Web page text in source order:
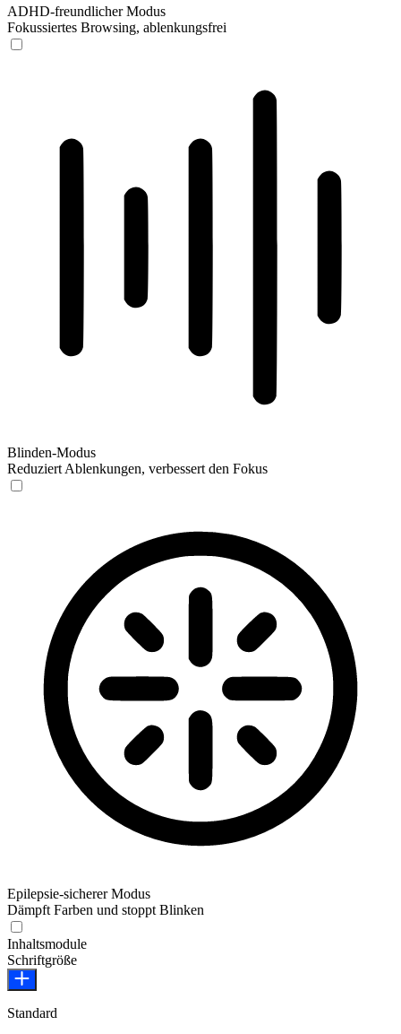
ADHD-freundlicher Modus
Fokussiertes Browsing, ablenkungsfrei
Blinden-Modus
Reduziert Ablenkungen, verbessert den Fokus
Epilepsie-sicherer Modus
Dämpft Farben und stoppt Blinken
Inhaltsmodule
Schriftgröße
Standard